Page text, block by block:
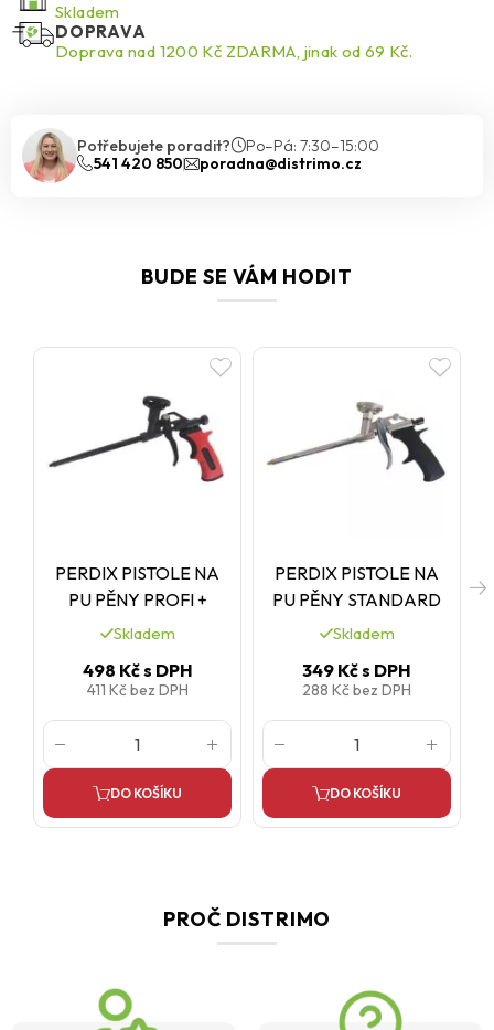
Skladem
DOPRAVA
Doprava nad 1200 Kč ZDARMA, jinak od 69 Kč.
Potřebujete poradit?
Po–Pá: 7:30–15:00
541 420 850
poradna@distrimo.cz
BUDE SE VÁM HODIT
PERDIX PISTOLE NA
PU PĚNY PROFI +
Skladem
498 Kčs DPH
411 Kčbez DPH
DO KOŠÍKU
PERDIX PISTOLE NA
PU PĚNY STANDARD
Skladem
349 Kčs DPH
288 Kčbez DPH
DO KOŠÍKU
PROČ DISTRIMO